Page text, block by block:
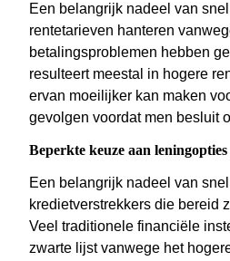
Een belangrijk nadeel van
rentetarieven hanteren
betalingsproblemen hebben
resulteert meestal in hogere
ervan moeilijker kan maken
gevolgen voordat men besluit
Beperkte keuze aan
Een belangrijk nadeel van
kredietverstrekkers die bereid
Veel traditionele financiële
zwarte lijst vanwege het